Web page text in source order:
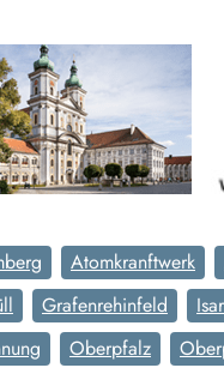
Atomkranftwerk
Grafenrehinfeld
Oberpfalz